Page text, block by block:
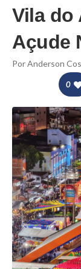
Vila do
Açude
PorAnderson
0